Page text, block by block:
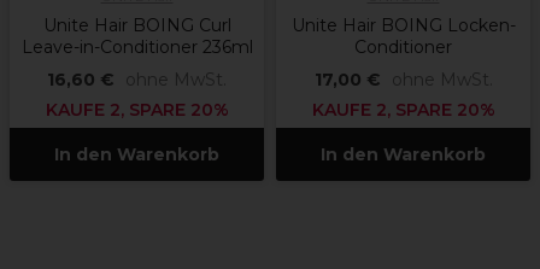
Unite Hair BOING Curl
Leave-in-Conditioner 236ml
16,60 €
ohne MwSt.
KAUFE 2, SPARE 20%
In den Warenkorb
Unite Hair BOING Locken-
Conditioner
17,00 €
ohne MwSt.
KAUFE 2, SPARE 20%
In den Warenkorb